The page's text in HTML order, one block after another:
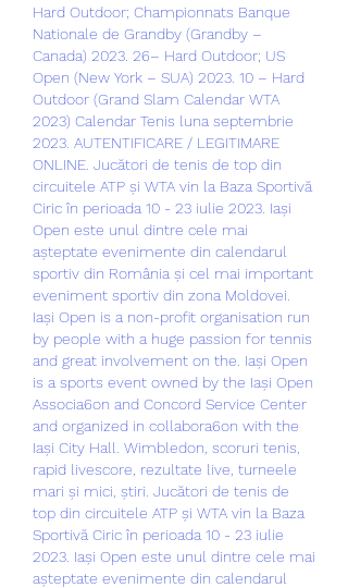
Hard Outdoor; Championnats Banque
Nationale de Grandby (Grandby –
Canada) 2023. 26– Hard Outdoor; US
Open (New York – SUA) 2023. 10 – Hard
Outdoor (Grand Slam Calendar WTA
2023) Calendar Tenis luna septembrie
2023. AUTENTIFICARE / LEGITIMARE
ONLINE. Jucători de tenis de top din
circuitele ATP și WTA vin la Baza Sportivă
Ciric în perioada 10 - 23 iulie 2023. Iași
Open este unul dintre cele mai
așteptate evenimente din calendarul
sportiv din România și cel mai important
eveniment sportiv din zona Moldovei.
Iași Open is a non-profit organisation run
by people with a huge passion for tennis
and great involvement on the. Iași Open
is a sports event owned by the Iași Open
Associa6on and Concord Service Center
and organized in collabora6on with the
Iași City Hall. Wimbledon, scoruri tenis,
rapid livescore, rezultate live, turneele
mari și mici, știri. Jucători de tenis de
top din circuitele ATP și WTA vin la Baza
Sportivă Ciric în perioada 10 - 23 iulie
2023. Iași Open este unul dintre cele mai
așteptate evenimente din calendarul